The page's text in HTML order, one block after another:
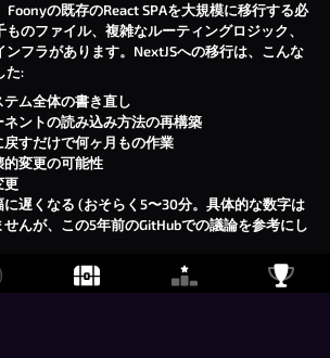
Foonyの既存のReact SPAを大規模に移行する必
のファイル、複雑なルーティングロジック、
フラがあります。NextJSへの移行は、こんな
た:
ム全体の書き直し
ントの読み込み方法の再構築
すだけで何ヶ月もの作業
変更の可能性
更
に遅くなる (おそらく5〜30分。具体的な数字は
んが、この5年前のGitHubでの議論を参考にし
もの (NextJS) を学ぶ必要があり、開発速度が